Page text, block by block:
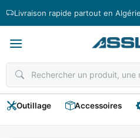
Livraison rapide partout en Algérie
Outillage Accessoires